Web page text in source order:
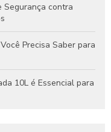
Segurança contra
Precisa Saber para
10L é Essencial para